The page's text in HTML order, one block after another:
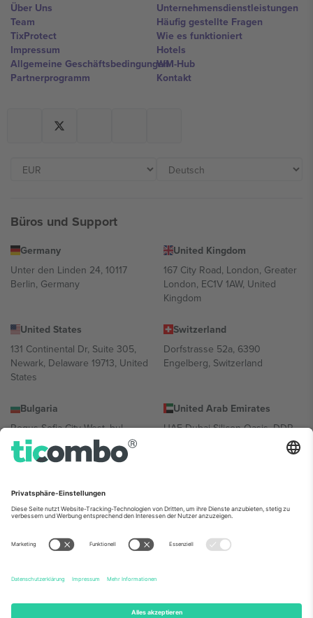
Über Uns
Team
TixProtect
Impressum
Allgemeine Geschäftsbedingungen
Partnerprogramm
Unternehmensdienstleistungen
Häufig gestellte Fragen
Wie es funktioniert
Hotels
WM-Hub
Kontakt
Büros und Support
Germany
Unter den Linden 24, 10117
Berlin, Germany
United Kingdom
167 City Road, London, Greater
London, EC1V 1AW, United
Kingdom
United States
131 Continental Dr, Suite 305,
Newark, Delaware 19713, United
States
Switzerland
Dorfstrasse 52a, 6390
Engelberg, Switzerland
Bulgaria
Regus Sofia City West, bul
Totleben 53-55, 1606 Sofia,
Bulgaria
United Arab Emirates
UAE Dubai Silicon Oasis, DDP
Building A1, Office 302, Dubai,
Mexico
Av Chapultepec 360, Roma
Norte, Cuauhtémoc, 06700
Ciudad de México, CDMX,
Mexico
Die juristische Person des Plattformanbieters kann je nach
Informationen finden Sie auf der jeweiligen Veranstaltungsseite, im